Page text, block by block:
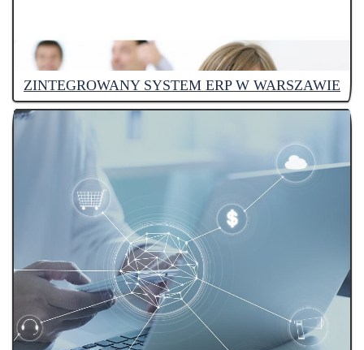
ZINTEGROWANY SYSTEM ERP W WARSZAWIE